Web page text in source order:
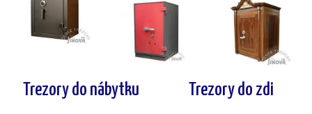
Trezory do nábytku Trezory do zdi